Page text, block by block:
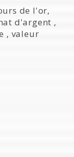
de l'or,
d'argent ,
, valeur